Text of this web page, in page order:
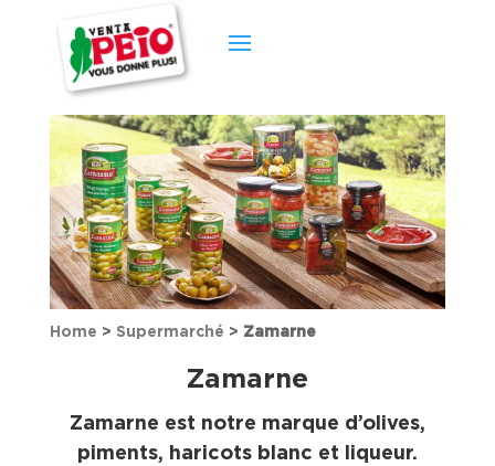
Home > Supermarché > Zamarne
Zamarne
Zamarne est notre marque d’olives,
piments, haricots blanc et liqueur.